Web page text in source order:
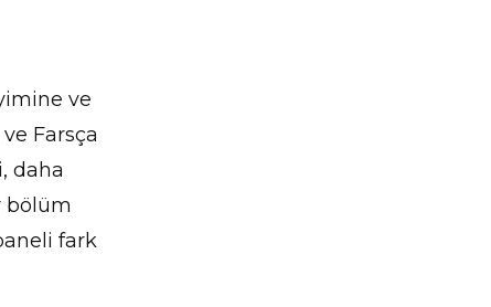
ve
Farsça
daha
bölüm
fark